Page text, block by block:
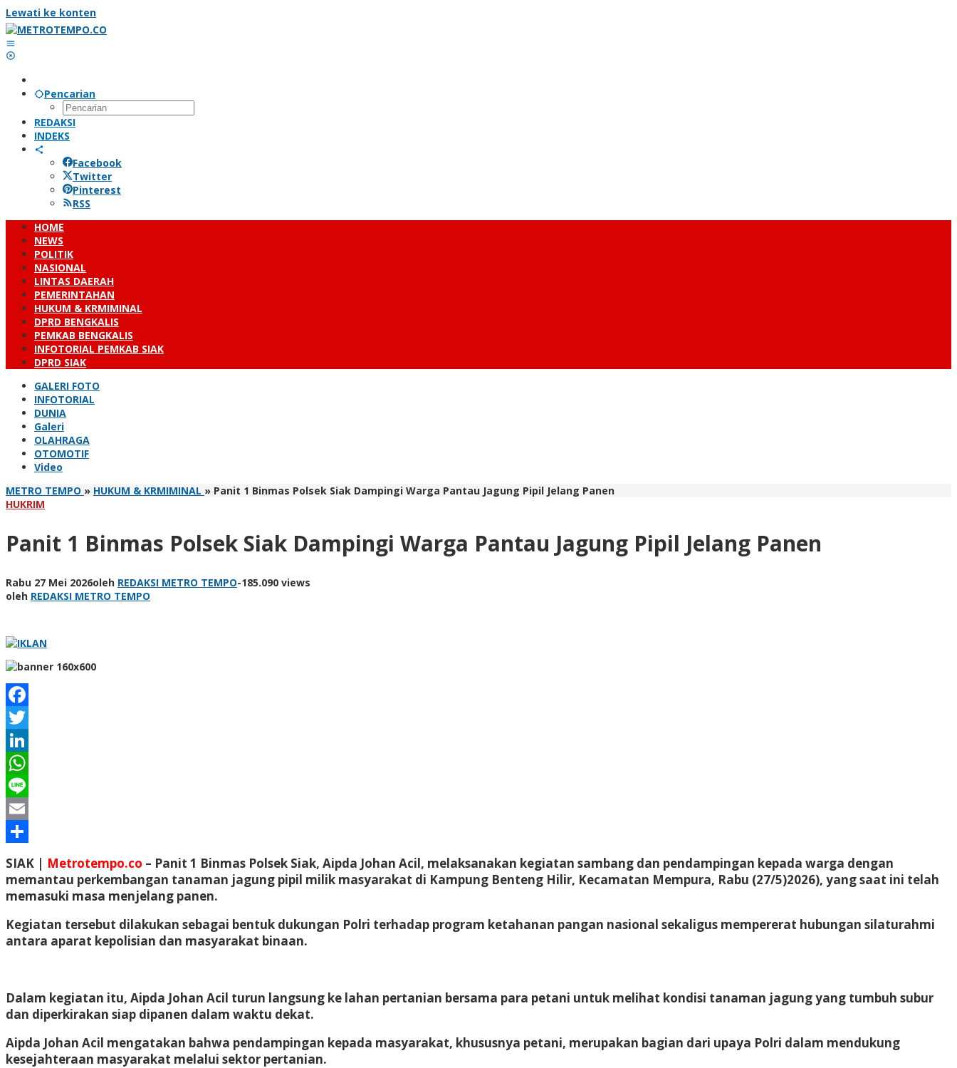
Lewati ke konten
Pencarian
REDAKSI
INDEKS
Facebook
Twitter
Pinterest
RSS
HOME
NEWS
POLITIK
NASIONAL
LINTAS DAERAH
PEMERINTAHAN
HUKUM & KRMIMINAL
DPRD BENGKALIS
PEMKAB BENGKALIS
INFOTORIAL PEMKAB SIAK
DPRD SIAK
GALERI FOTO
INFOTORIAL
DUNIA
Galeri
OLAHRAGA
OTOMOTIF
Video
METRO TEMPO » HUKUM & KRMIMINAL » Panit 1 Binmas Polsek Siak Dampingi Warga Pantau Jagung Pipil Jelang Panen
HUKRIM
Panit 1 Binmas Polsek Siak Dampingi Warga Pantau Jagung Pipil Jelang Panen
Rabu 27 Mei 2026oleh REDAKSI METRO TEMPO-185.090 views
oleh REDAKSI METRO TEMPO
Facebook
Twitter
LinkedIn
WhatsApp
Line
Email
Share
SIAK | Metrotempo.co – Panit 1 Binmas Polsek Siak, Aipda Johan Acil, melaksanakan kegiatan sambang dan pendampingan kepada warga dengan
memantau perkembangan tanaman jagung pipil milik masyarakat di Kampung Benteng Hilir, Kecamatan Mempura, Rabu (27/5)2026), yang saat ini telah
memasuki masa menjelang panen.
Kegiatan tersebut dilakukan sebagai bentuk dukungan Polri terhadap program ketahanan pangan nasional sekaligus mempererat hubungan silaturahmi
antara aparat kepolisian dan masyarakat binaan.
Dalam kegiatan itu, Aipda Johan Acil turun langsung ke lahan pertanian bersama para petani untuk melihat kondisi tanaman jagung yang tumbuh subur
dan diperkirakan siap dipanen dalam waktu dekat.
Aipda Johan Acil mengatakan bahwa pendampingan kepada masyarakat, khususnya petani, merupakan bagian dari upaya Polri dalam mendukung
kesejahteraan masyarakat melalui sektor pertanian.